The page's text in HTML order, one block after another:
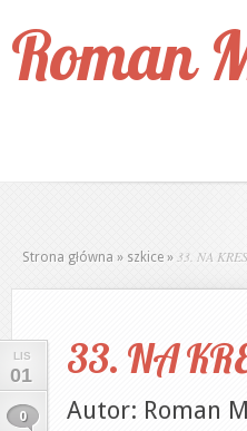
Roman
Strona główna » szkice » 33. NA
LIS
01
0
33. NA
Autor: Roman